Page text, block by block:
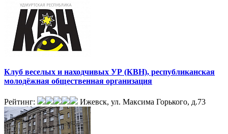
Клуб веселых и находчивых УР (КВН), республиканская
молодёжная общественная организация
Рейтинг: Ижевск, ул. Максима Горького, д.73